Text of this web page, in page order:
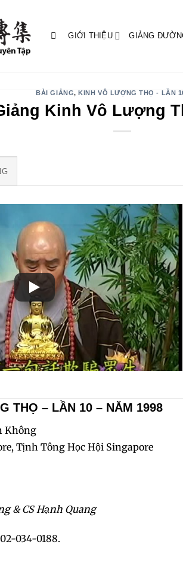
GIỚI THIỆU GIẢNG
BÀI GIẢNG,KINH VÔ LƯỢNG THỌ - LẦN
Kinh Vô Lượng
THỌ – LẦN 10 – NĂM 1998
Không
Tịnh Tông Học Hội Singapore
& CS Hạnh Quang
034-0188.